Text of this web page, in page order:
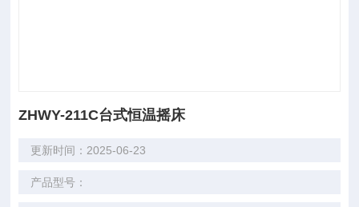
ZHWY-211C台式恒温摇床
更新时间：2025-06-23
产品型号：